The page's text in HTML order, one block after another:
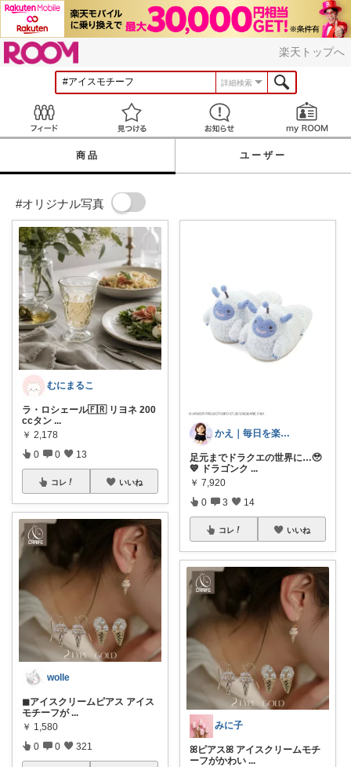
楽天トップへ
詳細検索
見つける お知らせ
商品 ユーザー
#オリジナル写真
むにまるこ
ラ・ロシェール🇫🇷 リヨネ 200
ccタン ...
￥ 2,178
0 0 13
コレ いいね
wolle
◼︎アイスクリームピアス アイス
モチーフが ...
￥ 1,580
0 0 321
かえ｜毎日を楽しむ
足元までドラクエの世界に…🥹
💙 ドラゴンク ...
￥ 7,920
0 3 14
コレ いいね
みに子
ꕤピアスꕤ アイスクリームモチ
ーフがかわい ...